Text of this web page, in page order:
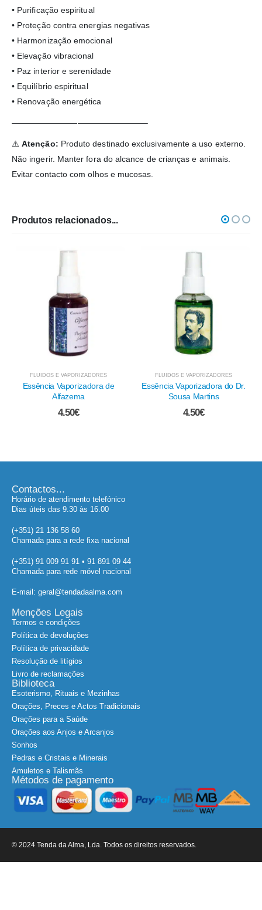
• Purificação espiritual
• Proteção contra energias negativas
• Harmonização emocional
• Elevação vibracional
• Paz interior e serenidade
• Equilíbrio espiritual
• Renovação energética
————————————————–
⚠️Atenção: Produto destinado exclusivamente a uso externo.
Não ingerir. Manter fora do alcance de crianças e animais.
Evitar contacto com olhos e mucosas.
Produtos relacionados...
FLUIDOS E VAPORIZADORES
Essência Vaporizadora de
Alfazema
4.50€
FLUIDOS E VAPORIZADORES
Essência Vaporizadora do Dr.
Sousa Martins
4.50€
Contactos...
Horário de atendimento telefónico
Dias úteis das 9.30 às 16.00
(+351) 21 136 58 60
Chamada para a rede fixa nacional
(+351) 91 009 91 91 • 91 891 09 44
Chamada para rede móvel nacional
E-mail: geral@tendadaalma.com
Menções Legais
Termos e condições
Política de devoluções
Política de privacidade
Resolução de litígios
Livro de reclamações
Biblioteca
Esoterismo, Rituais e Mezinhas
Orações, Preces e Actos Tradicionais
Orações para a Saúde
Orações aos Anjos e Arcanjos
Sonhos
Pedras e Cristais e Minerais
Amuletos e Talismãs
Métodos de pagamento
© 2024 Tenda da Alma, Lda. Todos os direitos reservados.